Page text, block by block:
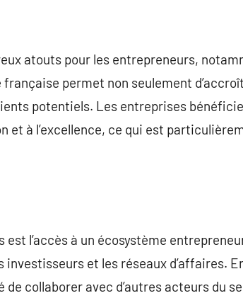
atouts pour les entrepreneurs,
permet non seulement
potentiels. Les entreprises
et à l’excellence, ce qui est
l’accès à un écosystème
et les réseaux d’affaires.
collaborer avec d’autres acteurs du